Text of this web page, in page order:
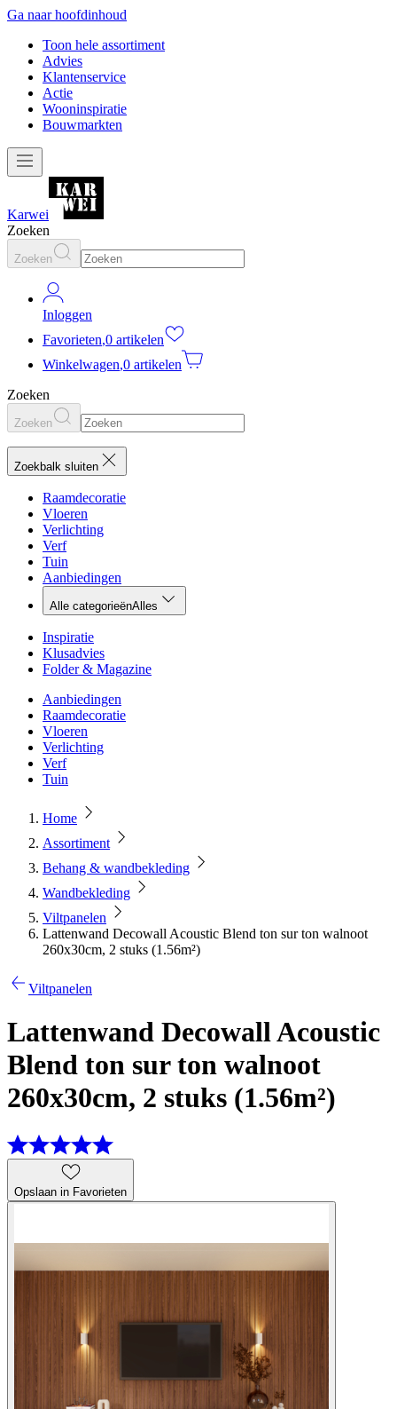
Ga naar hoofdinhoud
Toon hele assortiment
Advies
Klantenservice
Actie
Wooninspiratie
Bouwmarkten
Karwei
Zoeken
Zoeken
Inloggen
Favorieten,0 artikelen
Winkelwagen,0 artikelen
Zoeken
Zoeken
Zoekbalk sluiten
Raamdecoratie
Vloeren
Verlichting
Verf
Tuin
Aanbiedingen
Alle categorieënAlles
Inspiratie
Klusadvies
Folder & Magazine
Aanbiedingen
Raamdecoratie
Vloeren
Verlichting
Verf
Tuin
Home
Assortiment
Behang & wandbekleding
Wandbekleding
Viltpanelen
Lattenwand Decowall Acoustic Blend ton sur ton walnoot
260x30cm, 2 stuks (1.56m²)
Viltpanelen
Lattenwand Decowall Acoustic
Blend ton sur ton walnoot
260x30cm, 2 stuks (1.56m²)
Opslaan in Favorieten